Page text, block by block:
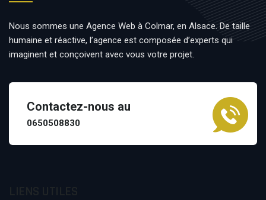
Nous sommes une Agence Web à Colmar, en Alsace. De taille
humaine et réactive, l’agence est composée d’experts qui
imaginent et conçoivent avec vous votre projet.
Contactez-nous au
0650508830